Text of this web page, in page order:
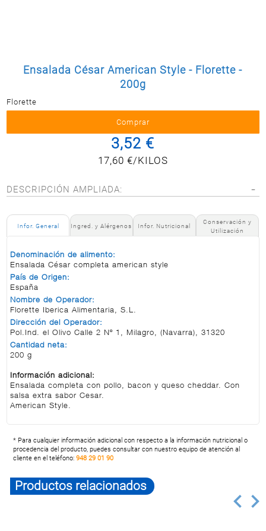
LIMPIEZA
ELECTRO
Y BAZAR
ELECTRO
Ensalada César American Style - Florette -
200g
Florette
3,52 €
17,60 €/KILOS
DESCRIPCIÓN AMPLIADA:
Infor. General Ingred. y Alérgenos Infor. Nutricional
Conservación y
Utilización
Denominación de alimento:
Ensalada César completa american style
País de Origen:
España
Nombre de Operador:
Florette Iberica Alimentaria, S.L.
Dirección del Operador:
Pol.Ind. el Olivo Calle 2 Nº 1, Milagro, (Navarra), 31320
Cantidad neta:
200 g
Información adicional:
Ensalada completa con pollo, bacon y queso cheddar. Con
salsa extra sabor Cesar.
American Style.
* Para cualquier información adicional con respecto a la información nutricional o
procedencia del producto, puedes consultar con nuestro equipo de atención al
cliente en el teléfono:948 29 01 90
Productos relacionados